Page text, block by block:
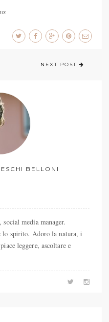
NEXT POST
BELLONI
media manager.
spirito. Adoro la natura, i
leggere, ascoltare e